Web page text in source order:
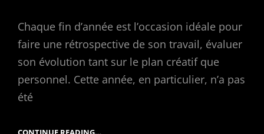
Chaque fin d’année est l’occasion idéale pour
faire une rétrospective de son travail, évaluer
son évolution tant sur le plan créatif que
personnel. Cette année, en particulier, n’a pas
été
MON